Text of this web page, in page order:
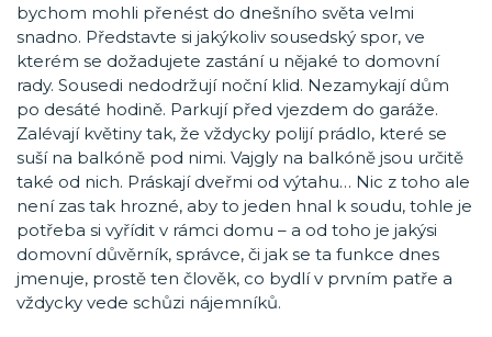
bychom mohli přenést do dnešního světa velmi
snadno. Představte si jakýkoliv sousedský spor, ve
kterém se dožadujete zastání u nějaké to domovní
rady. Sousedi nedodržují noční klid. Nezamykají dům
po desáté hodině. Parkují před vjezdem do garáže.
Zalévají květiny tak, že vždycky polijí prádlo, které se
suší na balkóně pod nimi. Vajgly na balkóně jsou určitě
také od nich. Práskají dveřmi od výtahu… Nic z toho ale
není zas tak hrozné, aby to jeden hnal k soudu, tohle je
potřeba si vyřídit v rámci domu – a od toho je jakýsi
domovní důvěrník, správce, či jak se ta funkce dnes
jmenuje, prostě ten člověk, co bydlí v prvním patře a
vždycky vede schůzi nájemníků.